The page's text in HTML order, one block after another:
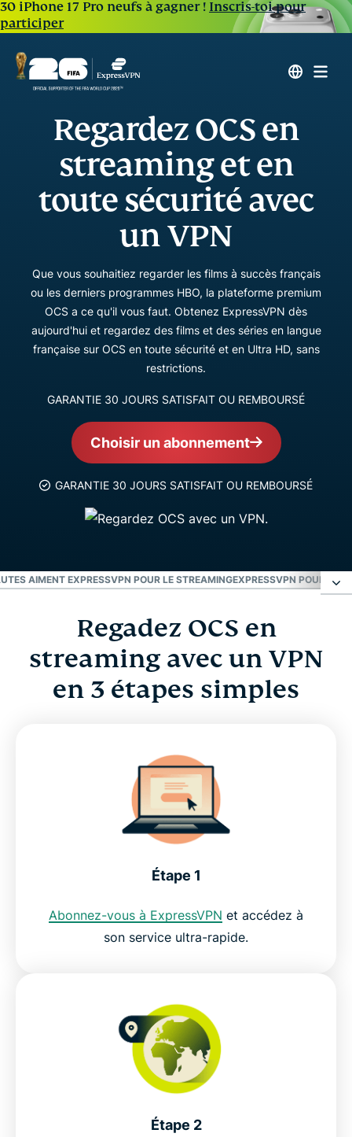
30 iPhone 17 Pro neufs à gagner ! Inscris-toi pour
participer
Regardez OCS en
streaming et en
toute sécurité avec
un VPN
Que vous souhaitiez regarder les films à succès français
ou les derniers programmes HBO, la plateforme premium
OCS a ce qu'il vous faut. Obtenez ExpressVPN dès
aujourd'hui et regardez des films et des séries en langue
française sur OCS en toute sécurité et en Ultra HD, sans
restrictions.
GARANTIE 30 JOURS SATISFAIT OU REMBOURSÉ
Choisir un abonnement
GARANTIE 30 JOURS SATISFAIT OU REMBOURSÉ
AIMENT EXPRESSVPN POUR LE STREAMINGEXPRESSVPN POUR PC,
Regadez OCS en streaming avec un VPN en 3
étapes simples
OCS : c'est quoi ?
Pourquoi les internautes aiment ExpressVPN pour
Pourquoi utiliser ExpressVPN ?
Regadez OCS en
streaming avec un VPN
en 3 étapes simples
Étape 1
Abonnez-vous à ExpressVPN et accédez à
son service ultra-rapide.
Étape 2